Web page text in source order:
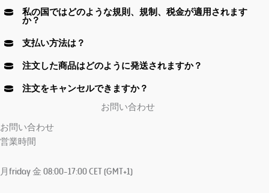
私の国ではどのような規則、規制、税金が適用されます
か？
支払い方法は？
注文した商品はどのように発送されますか？
注文をキャンセルできますか？
お問い合わせ
お問い合わせ
営業時間
月friday 金 08:00-17:00 CET (GMT+1)
Age Verification
Age Verification FAQ